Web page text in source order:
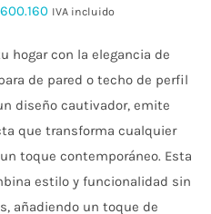
600.160Rango
precios:
desde
$348.480
hasta
$600.160
IVA incluido
hogar con la elegancia de
de pared o techo de perfil
diseño cautivador, emite
que transforma cualquier
toque contemporáneo. Esta
estilo y funcionalidad sin
añadiendo un toque de